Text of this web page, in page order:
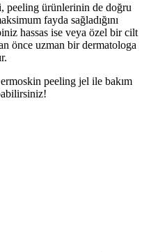
peeling ürünlerinin de doğru
fayda sağladığını
hassas ise veya özel bir cilt
önce uzman bir dermatologa
peeling jel ile bakım